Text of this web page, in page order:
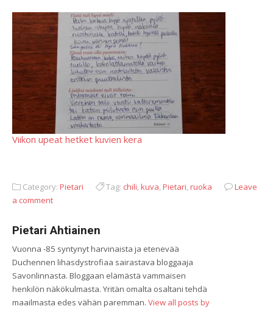
Viikon upeat hetket kuvien kera
Category: Pietari Tag: chili,kuva,Pietari,ruoka
Leave
a comment
Pietari Ahtiainen
Vuonna -85 syntynyt harvinaista ja etenevää
Duchennen lihasdystrofiaa sairastava bloggaaja
Savonlinnasta. Bloggaan elämästä vammaisen
henkilön näkökulmasta. Yritän omalta osaltani tehdä
maailmasta edes vähän paremman. View all posts by